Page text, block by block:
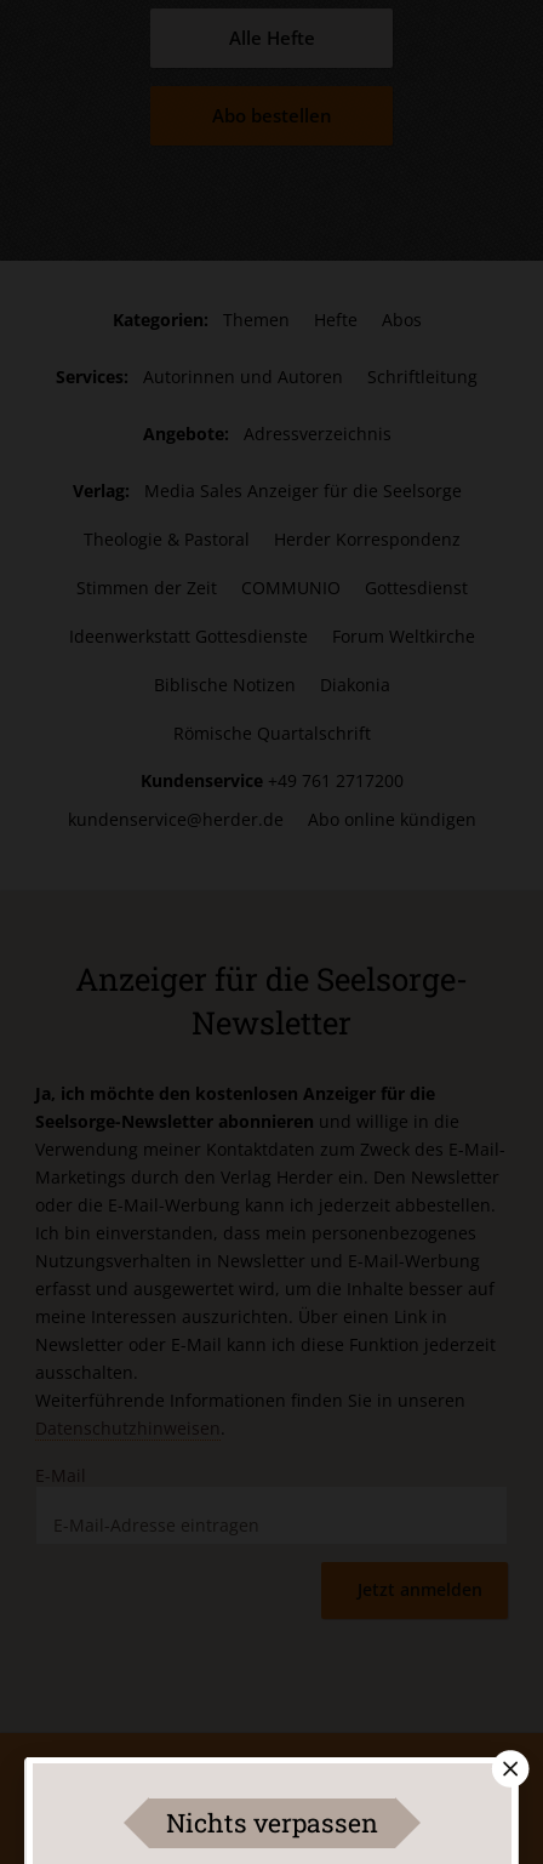
Alle Hefte
Abo bestellen
Kategorien: Themen Hefte Abos
Services: Autorinnen und Autoren Schriftleitung
Angebote: Adressverzeichnis
Verlag: Media Sales Anzeiger für die Seelsorge
Theologie & Pastoral Herder Korrespondenz
Stimmen der Zeit COMMUNIO Gottesdienst
Ideenwerkstatt Gottesdienste Forum Weltkirche
Biblische Notizen Diakonia
Römische Quartalschrift
Kundenservice +49 761 2717200
kundenservice@herder.de
Abo online kündigen
Anzeiger für die Seelsorge-
Newsletter
Ja, ich möchte den kostenlosen Anzeiger für die
Seelsorge-Newsletter abonnieren und willige in die
Verwendung meiner Kontaktdaten zum Zweck des E-Mail-
Marketings durch den Verlag Herder ein. Den Newsletter
oder die E-Mail-Werbung kann ich jederzeit abbestellen.
Ich bin einverstanden, dass mein personenbezogenes
Nutzungsverhalten in Newsletter und E-Mail-Werbung
erfasst und ausgewertet wird, um die Inhalte besser auf
meine Interessen auszurichten. Über einen Link in
Newsletter oder E-Mail kann ich diese Funktion jederzeit
ausschalten.
Weiterführende Informationen finden Sie in unseren
Datenschutzhinweisen.
E-Mail
Jetzt anmelden
Barrierefreiheit
Nichts verpassen